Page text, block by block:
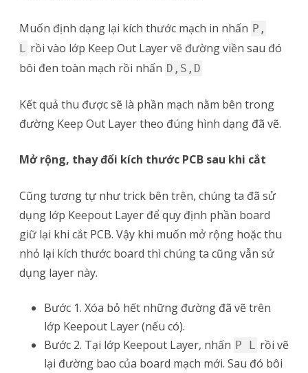
Muốn định dạng lại kích thước mạch in nhấn P,
L
rồi vào lớp Keep Out Layer vẽ đường viền sau đó
bôi đen toàn mạch rồi nhấn D,S,D
Kết quả thu được sẽ là phần mạch nằm bên trong
đường Keep Out Layer theo đúng hình dạng đã vẽ.
Mở rộng, thay đổi kích thước PCB sau khi cắt
Cũng tương tự như trick bên trên, chúng ta đã sử
dụng lớp Keepout Layer để quy định phần board
giữ lại khi cắt PCB. Vậy khi muốn mở rộng hoặc thu
nhỏ lại kích thước board thì chúng ta cũng vẫn sử
dụng layer này.
Bước 1. Xóa bỏ hết những đường đã vẽ trên
lớp Keepout Layer (nếu có).
Bước 2. Tại lớp Keepout Layer, nhấn P L
rồi vẽ
lại đường bao của board mạch mới. Sau đó bôi